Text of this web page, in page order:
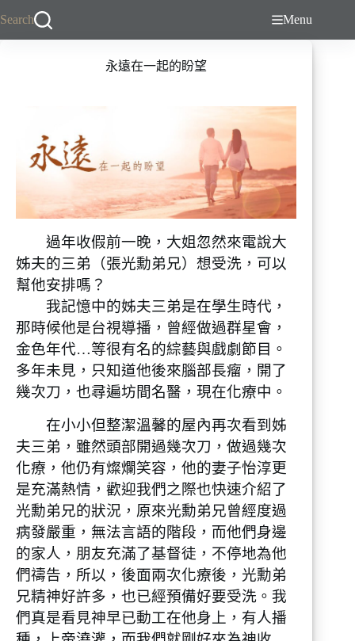
Search Menu
永遠在一起的盼望
過年收假前一晚，大姐忽然來電說大
姊夫的三弟（張光勳弟兄）想受洗，可以
幫他安排嗎？
我記憶中的姊夫三弟是在學生時代，
那時候他是台視導播，曾經做過群星會，
金色年代…等很有名的綜藝與戲劇節目。
多年未見，只知道他後來腦部長瘤，開了
幾次刀，也尋遍坊間名醫，現在化療中。
在小小但整潔溫馨的屋內再次看到姊
夫三弟，雖然頭部開過幾次刀，做過幾次
化療，他仍有燦爛笑容，他的妻子怡淳更
是充滿熱情，歡迎我們之際也快速介紹了
光勳弟兄的狀況，原來光勳弟兄曾經度過
病發嚴重，無法言語的階段，而他們身邊
的家人，朋友充滿了基督徒，不停地為他
們禱告，所以，後面兩次化療後，光勳弟
兄精神好許多，也已經預備好要受洗。我
們真是看見神早已動工在他身上，有人播